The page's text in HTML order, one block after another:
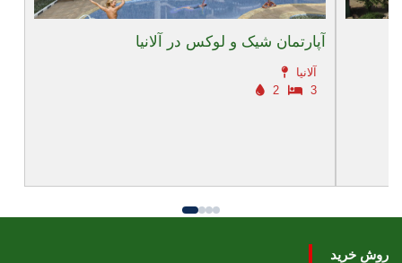
آپارتمان شیک و لوکس در آلانیا
آلانیا
3
2
روش خرید